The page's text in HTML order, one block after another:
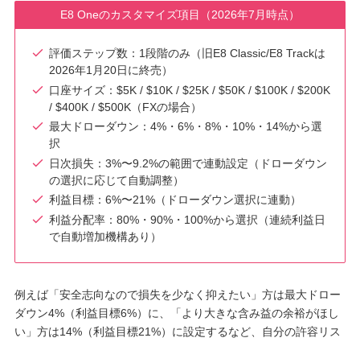
E8 Oneのカスタマイズ項目（2026年7月時点）
評価ステップ数：1段階のみ（旧E8 Classic/E8 Trackは
2026年1月20日に終売）
口座サイズ：$5K / $10K / $25K / $50K / $100K / $200K
/ $400K / $500K（FXの場合）
最大ドローダウン：4%・6%・8%・10%・14%から選
択
日次損失：3%〜9.2%の範囲で連動設定（ドローダウン
の選択に応じて自動調整）
利益目標：6%〜21%（ドローダウン選択に連動）
利益分配率：80%・90%・100%から選択（連続利益日
で自動増加機構あり）
例えば「安全志向なので損失を少なく抑えたい」方は最大ドロー
ダウン4%（利益目標6%）に、「より大きな含み益の余裕がほし
い」方は14%（利益目標21%）に設定するなど、自分の許容リス